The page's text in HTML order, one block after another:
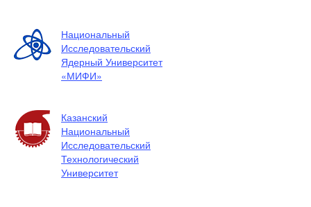
Национальный
Исследовательский
Ядерный Университет
«МИФИ»
Казанский
Национальный
Исследовательский
Технологический
Университет